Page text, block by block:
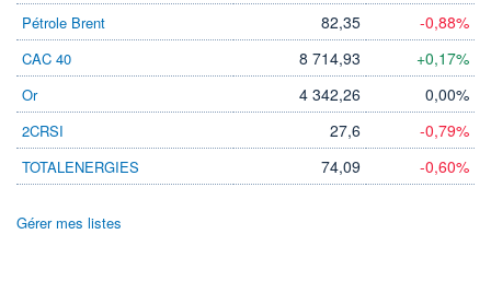
Pétrole Brent 82,35 -0,88%
CAC 40 8 714,93 +0,17%
Or 4 342,26 0,00%
2CRSI 27,6 -0,79%
TOTALENERGIES 74,09 -0,60%
Gérer mes listes